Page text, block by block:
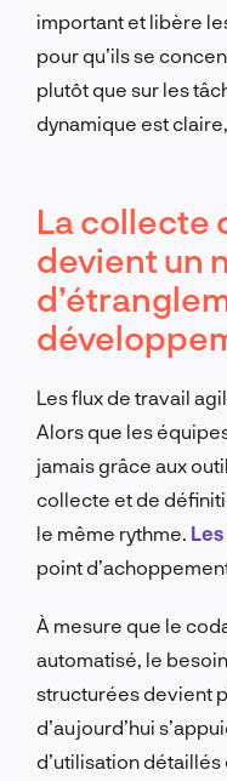
important et libère
pour qu’ils se
plutôt que sur les
dynamique est
La collecte
devient un
Les flux de travail
Alors que les
jamais grâce aux
collecte et de
le même rythme.
point
À mesure que le
automatisé, le
structurées devient
d’aujourd’hui
d’utilisation